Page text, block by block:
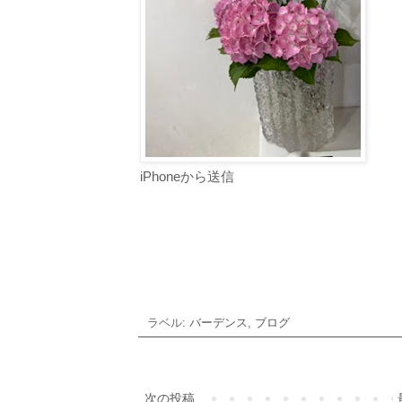
iPhoneから送信
ラベル: バーデンス, ブログ
次の投稿